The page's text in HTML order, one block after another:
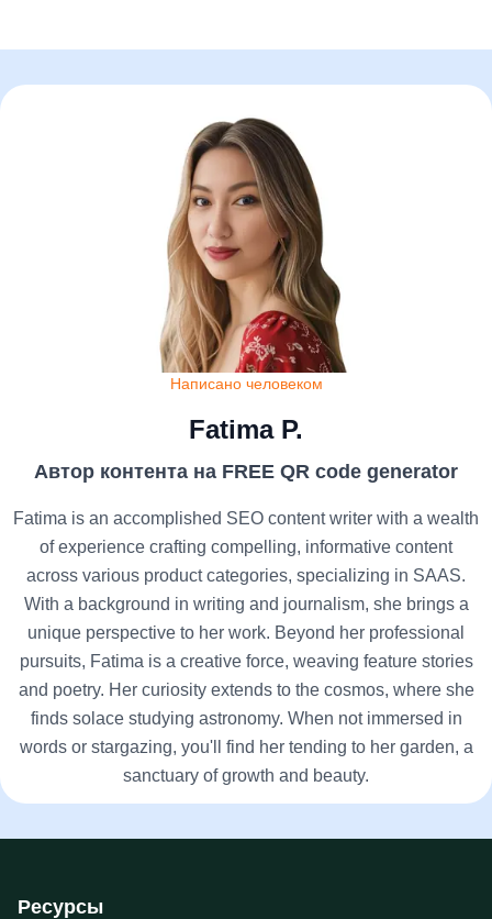
Написано человеком
Fatima P.
Автор контента на FREE QR code generator
Fatima is an accomplished SEO content writer with a wealth
of experience crafting compelling, informative content
across various product categories, specializing in SAAS.
With a background in writing and journalism, she brings a
unique perspective to her work. Beyond her professional
pursuits, Fatima is a creative force, weaving feature stories
and poetry. Her curiosity extends to the cosmos, where she
finds solace studying astronomy. When not immersed in
words or stargazing, you'll find her tending to her garden, a
sanctuary of growth and beauty.
Ресурсы